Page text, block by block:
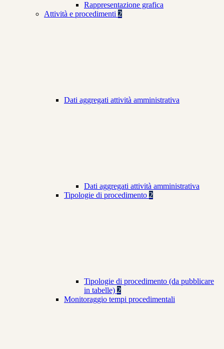
Rappresentazione grafica
Attività e procedimenti 2
Dati aggregati attività amministrativa
Dati aggregati attività amministrativa
Tipologie di procedimento 2
Tipologie di procedimento (da pubblicare
in tabelle) 2
Monitoraggio tempi procedimentali